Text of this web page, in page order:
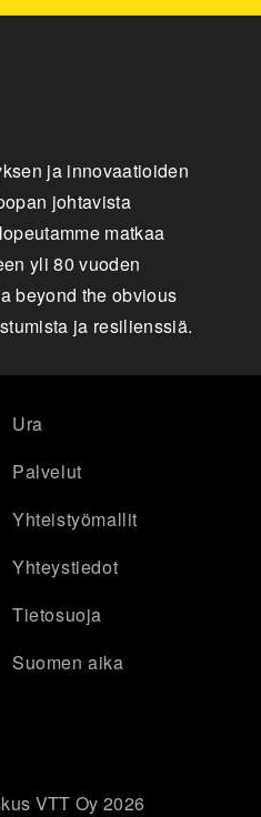
ja innovaatioiden
johtavista
matkaa
yli 80 vuoden
beyond the obvious
ja resilienssiä.
Ura
Palvelut
Yhteistyömallit
Yhteystiedot
Tietosuoja
Suomen aika
VTT Oy 2026